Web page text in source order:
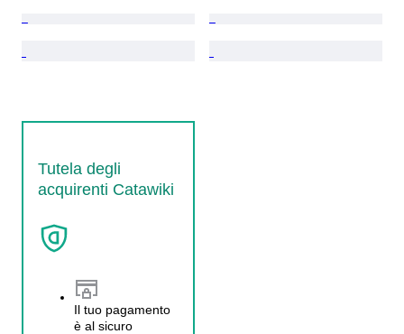
Tutela degli
acquirenti Catawiki
Il tuo pagamento
è al sicuro